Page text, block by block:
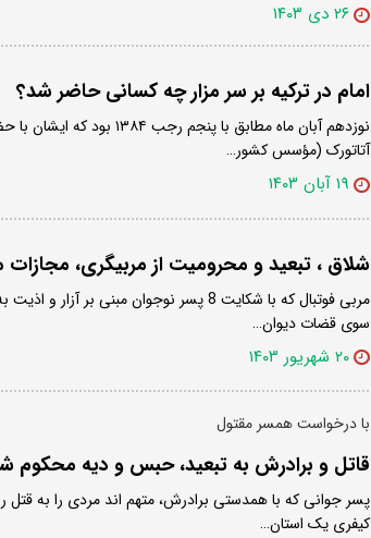
۲۶ دی ۱۴۰۳
امام در ترکیه بر سر مزار چه کسانی حاضر شد؟
نوزدهم آبان ماه مطابق با
آتاتورک (مؤسس کشور…
۱۹ آبان ۱۴۰۳
شلاق ، تبعید و محرومیت از مربیگری، مجازات
مربی فوتبال که با شکایت 8 پسر نوجوان
سوی قضات دیوان…
۲۰ شهریور ۱۴۰۳
با درخواست همسر مقتول
قاتل و برادرش به تبعید، حبس و دیه محکوم
پسر جوانی که با همدستی برادرش، متهم اند مردی را به قتل
کیفری یک استان…